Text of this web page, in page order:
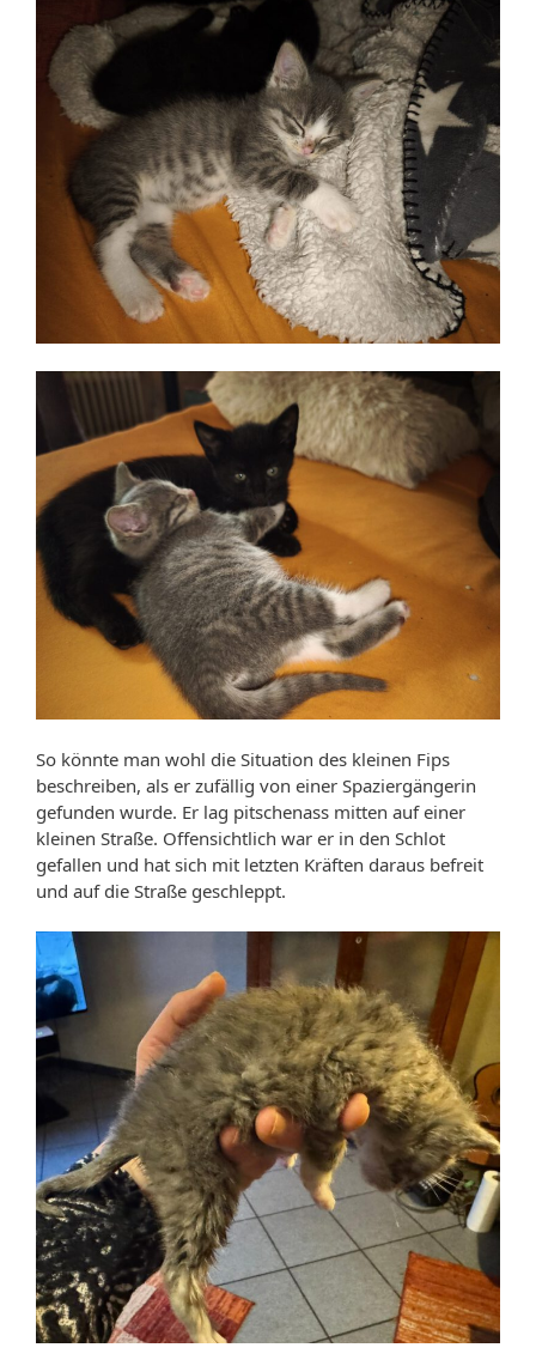
So könnte man wohl die Situation des kleinen Fips
beschreiben, als er zufällig von einer Spaziergängerin
gefunden wurde. Er lag pitschenass mitten auf einer
kleinen Straße. Offensichtlich war er in den Schlot
gefallen und hat sich mit letzten Kräften daraus befreit
und auf die Straße geschleppt.